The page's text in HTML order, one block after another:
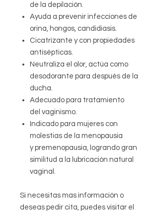
de la depilación.
Ayuda a prevenir infecciones de
orina, hongos, candidiasis.
Cicatrizante y con propiedades
antisépticas.
Neutraliza el olor, actúa como
desodorante para después de la
ducha.
Adecuado para tratamiento
del vaginismo.
Indicado para mujeres con
molestias de la menopausia
y premenopausia, logrando gran
similitud a la lubricación natural
vaginal.
Si necesitas mas información o
deseas pedir cita, puedes visitar el